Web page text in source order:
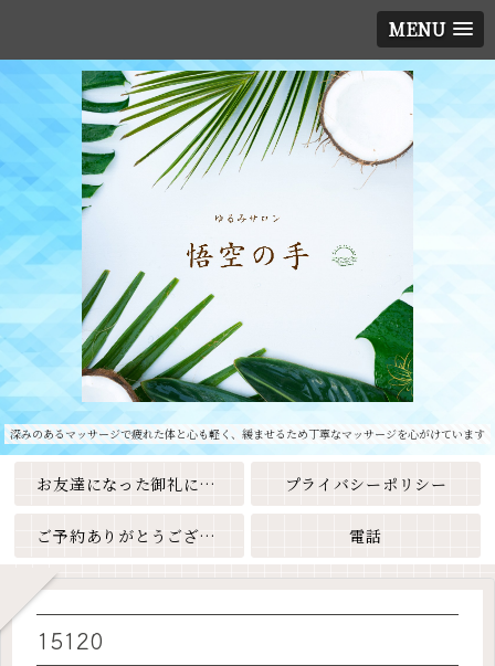
MENU
深みのあるマッサージで疲れた体と心も軽く、緩ませるため丁寧なマッサージを心がけています
お友達になった御礼に素敵なクーポンをプレゼント🎁 プライバシーポリシー
ご予約ありがとうございます 電話
15120